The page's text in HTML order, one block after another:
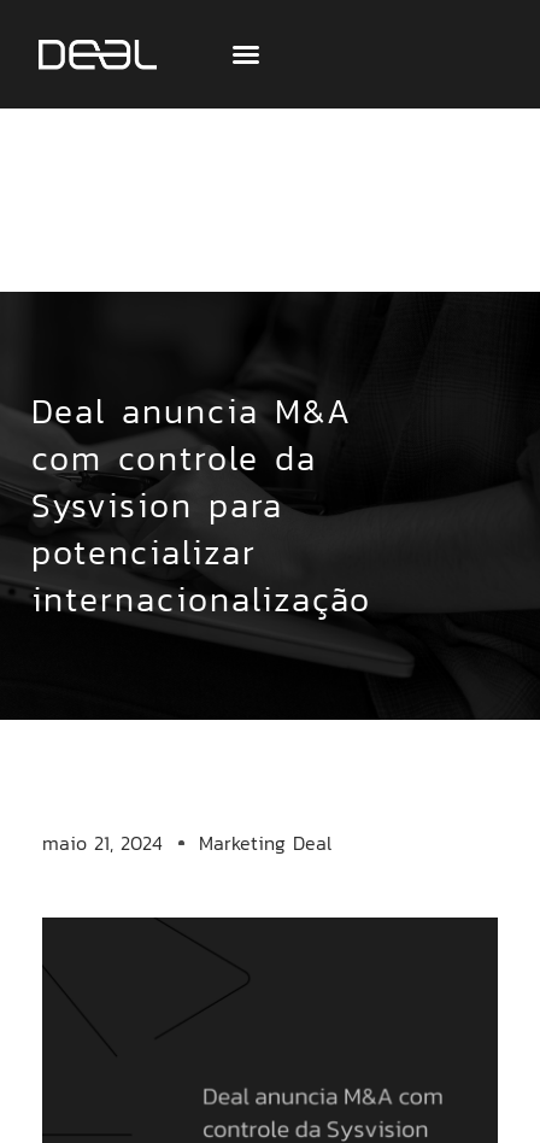
Deal anuncia M&A
com controle da
Sysvision para
potencializar
internacionalização
maio 21, 2024 Marketing Deal